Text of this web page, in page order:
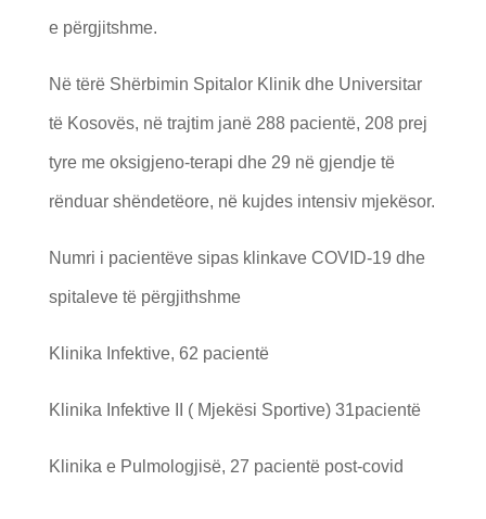
e përgjitshme.
Në tërë Shërbimin Spitalor Klinik dhe Universitar
të Kosovës, në trajtim janë 288 pacientë, 208 prej
tyre me oksigjeno-terapi dhe 29 në gjendje të
rënduar shëndetëore, në kujdes intensiv mjekësor.
Numri i pacientëve sipas klinkave COVID-19 dhe
spitaleve të përgjithshme
Klinika Infektive, 62 pacientë
Klinika Infektive II ( Mjekësi Sportive) 31pacientë
Klinika e Pulmologjisë, 27 pacientë post-covid